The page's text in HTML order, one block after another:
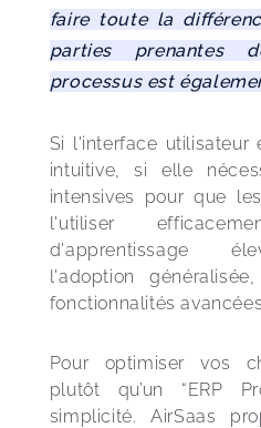
faire toute la
parties
processus est
Si l'interface utilisateur
intuitive, si elle
intensives pour que
l'utiliser
d'apprentissage
l'adoption
fonctionnalités
Pour optimiser vos
plutôt qu’un “ERP
simplicité. AirSaas